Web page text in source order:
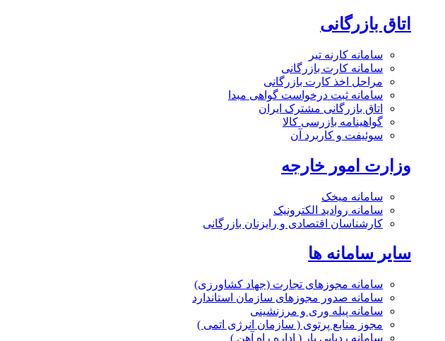
اتاق بازرگانی
سامانه کارنه تیر
سامانه کارت بازرگانی
مراحل اخذ کارت بازرگانی
سامانه ثبت درخواست گواهی مبدا
اتاق بازرگانی مشترک ایران
گواهینامه بازرسی کالا
سوئیفت و کاربرد آن
وزارت امور خارجه
سامانه میخک
سامانه روادید الکترونیک
کارشناسان اقتصادی و رایزنان بازرگانی
سایر سامانه ها
سامانه مجوزهای تجارت (جهاد کشاورزی)
سامانه صدور مجوزهای سازمان استاندارد
سامانه پیله وری و مرزنشینی
مجوز منابع پرتوی ( سازمان انرژی اتمی )
سامانه ردیابی بار ( اداره راه آهن )